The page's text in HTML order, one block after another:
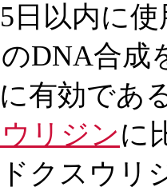
日以内に
DNA合成
有効であ
リジンに
クスウリ